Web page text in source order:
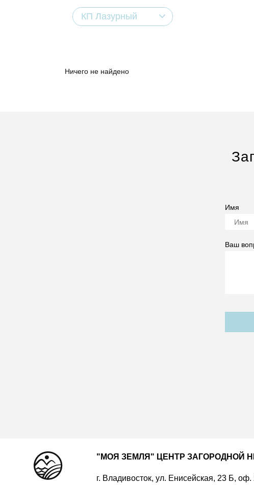
КП Лазурный
Ничего не найдено
Имя
Ваш
"МОЯ ЗЕМЛЯ" ЦЕНТР ЗАГОРОДНОЙ
г. Владивосток, ул. Енисейская, 23 Б, оф.